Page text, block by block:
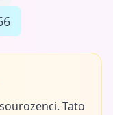
Tato